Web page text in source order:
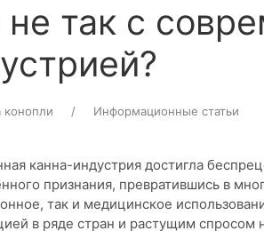
не так с
Информационные статьи
канна-индустрия достигла
признания, превратившись в
так и медицинское
в ряде стран и растущим спросом